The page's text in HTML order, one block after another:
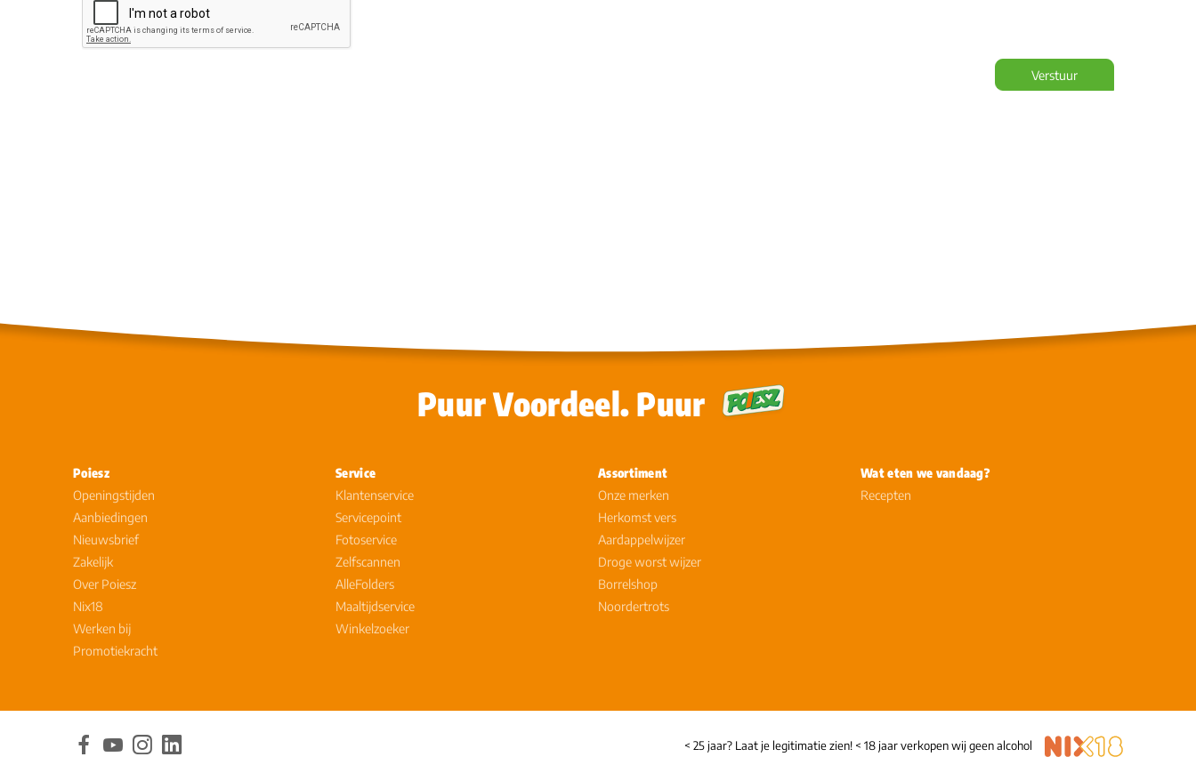
Verstuur
Puur Voordeel. Puur
Poiesz
Openingstijden
Aanbiedingen
Nieuwsbrief
Zakelijk
Over Poiesz
Nix18
Werken bij
Promotiekracht
Service
Klantenservice
Servicepoint
Fotoservice
Zelfscannen
AlleFolders
Maaltijdservice
Winkelzoeker
Assortiment
Onze merken
Herkomst vers
Aardappelwijzer
Droge worst wijzer
Borrelshop
Noordertrots
Wat eten we vandaag?
Recepten
< 25 jaar? Laat je legitimatie zien! < 18 jaar verkopen wij geen alcohol